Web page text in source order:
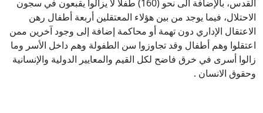
القدس، بالإضافة الى نحو (160) طفلاً لا يزالوا يقبعون في سجون
الاحتلال، فيما يوجد من بين هؤلاء المعتقلين أربعة أطفال رهن
الاعتقال الإداري دون تهمة أو محاكمة إضافة إلى وجود آخرين ممن
اعتقلوا وهم أطفال وقد تجاوزوا سن الطفولة وهم داخل الأسر وما
زالوا أسرى في خرق فاضح لكل القيم والمعايير الدولية والإنسانية
وحقوق الانسان .